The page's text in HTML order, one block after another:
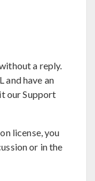
a reply.
and have an
our Support
license, you
or in the